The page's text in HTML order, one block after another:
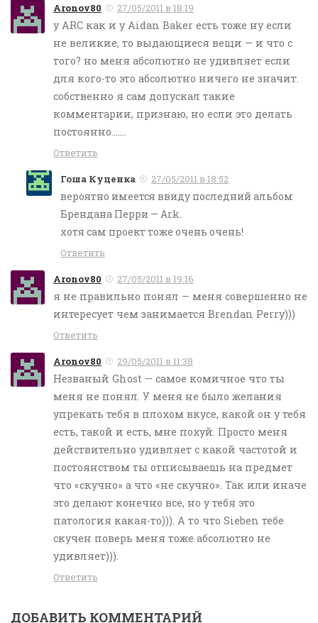
Aronov80 27/05/2011 в 18:19
у ARC как и у Aidan Baker есть тоже ну если
не великие, то выдающиеся вещи — и что с
того? но меня абсолютно не удивляет если
для кого-то это абсолютно ничего не значит.
собственно я сам допускал такие
комментарии, признаю, но если это делать
постоянно…….
Ответить
Гоша Куценка 27/05/2011 в 18:52
вероятно имеется ввиду последний альбом
Брендана Перри — Ark.
хотя сам проект тоже очень очень!
Ответить
Aronov80 27/05/2011 в 19:16
я не правильно понял — меня совершенно не
интересует чем занимается Brendan Perry)))
Ответить
Aronov80 29/05/2011 в 11:38
Незваный Ghost — самое комичное что ты
меня не понял. У меня не было желания
упрекать тебя в плохом вкусе, какой он у тебя
есть, такой и есть, мне похуй. Просто меня
действительно удивляет с какой частотой и
постоянством ты отписываешь на предмет
что «скучно» а что «не скучно». Так или иначе
это делают конечно все, но у тебя это
патология какая-то))). А то что Sieben тебе
скучен поверь меня тоже абсолютно не
удивляет))).
Ответить
ДОБАВИТЬ КОММЕНТАРИЙ